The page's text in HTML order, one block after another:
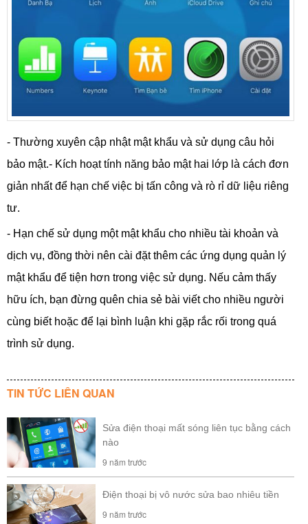
- Thường xuyên cập nhật mật khẩu và sử dụng câu hỏi
bảo mật.- Kích hoạt tính năng bảo mật hai lớp là cách đơn
giản nhất để hạn chế việc bị tấn công và rò rỉ dữ liệu riêng
tư.
- Hạn chế sử dụng một mật khẩu cho nhiều tài khoản và
dịch vụ, đồng thời nên cài đặt thêm các ứng dụng quản lý
mật khẩu để tiện hơn trong việc sử dụng. Nếu cảm thấy
hữu ích, bạn đừng quên chia sẻ bài viết cho nhiều người
cùng biết hoặc để lại bình luận khi gặp rắc rối trong quá
trình sử dụng.
TIN TỨC LIÊN QUAN
Sửa điện thoại mất sóng liên tục bằng cách
nào
9 năm trước
Điện thoại bị vô nước sửa bao nhiêu tiền
9 năm trước